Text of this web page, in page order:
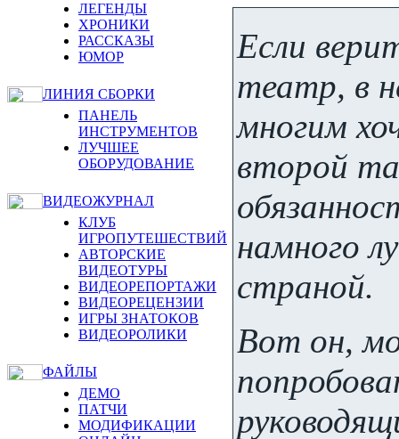
ЛЕГЕНДЫ
ХРОНИКИ
РАССКАЗЫ
ЮМОР
ЛИНИЯ СБОРКИ
ПАНЕЛЬ
ИНСТРУМЕНТОВ
ЛУЧШЕЕ
ОБОРУДОВАНИЕ
ВИДЕОЖУРНАЛ
КЛУБ
ИГРОПУТЕШЕСТВИЙ
АВТОРСКИЕ
ВИДЕОТУРЫ
ВИДЕОРЕПОРТАЖИ
ВИДЕОРЕЦЕНЗИИ
ИГРЫ ЗНАТОКОВ
ВИДЕОРОЛИКИ
ФАЙЛЫ
ДЕМО
ПАТЧИ
МОДИФИКАЦИИ
Если
театр, в
многим
второй
намного
страной.
Вот он,